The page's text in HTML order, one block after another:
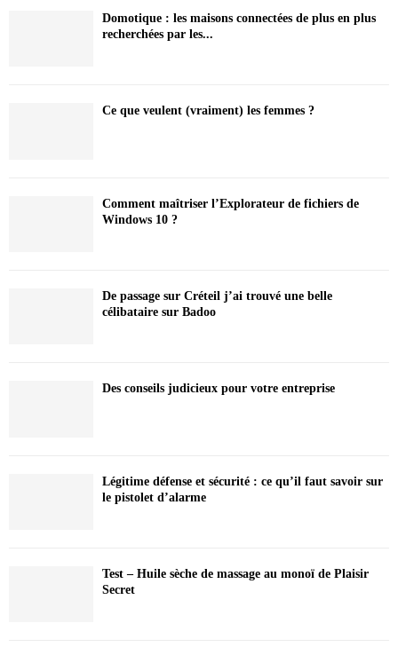
Domotique : les maisons connectées de plus en plus
recherchées par les...
Ce que veulent (vraiment) les femmes ?
Comment maîtriser l’Explorateur de fichiers de
Windows 10 ?
De passage sur Créteil j’ai trouvé une belle
célibataire sur Badoo
Des conseils judicieux pour votre entreprise
Légitime défense et sécurité : ce qu’il faut savoir sur
le pistolet d’alarme
Test – Huile sèche de massage au monoï de Plaisir
Secret